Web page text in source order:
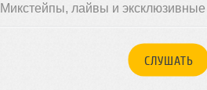
Микстейпы, лайвы и
СЛУШАТЬ